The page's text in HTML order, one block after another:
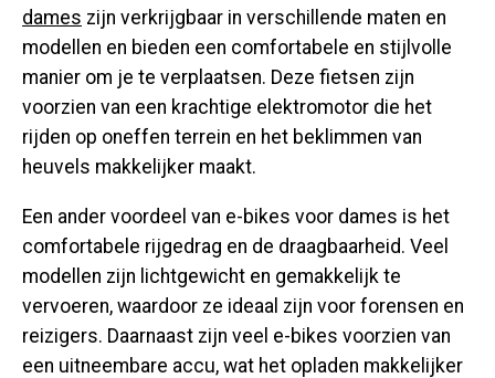
dames zijn verkrijgbaar in verschillende maten en
modellen en bieden een comfortabele en stijlvolle
manier om je te verplaatsen. Deze fietsen zijn
voorzien van een krachtige elektromotor die het
rijden op oneffen terrein en het beklimmen van
heuvels makkelijker maakt.
Een ander voordeel van e-bikes voor dames is het
comfortabele rijgedrag en de draagbaarheid. Veel
modellen zijn lichtgewicht en gemakkelijk te
vervoeren, waardoor ze ideaal zijn voor forensen en
reizigers. Daarnaast zijn veel e-bikes voorzien van
een uitneembare accu, wat het opladen makkelijker